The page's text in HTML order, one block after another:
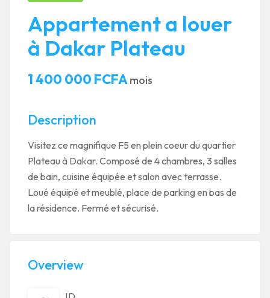
Appartement a louer
à Dakar Plateau
1 400 000 FCFAmois
Description
Visitez ce magnifique F5 en plein coeur du quartier
Plateau à Dakar. Composé de 4 chambres, 3 salles
de bain, cuisine équipée et salon avec terrasse.
Loué équipé et meublé, place de parking en bas de
la résidence. Fermé et sécurisé.
Overview